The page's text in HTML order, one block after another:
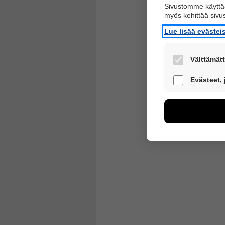
Sivustomme
myös kehittää
Lue lisää
NämäEvästeet,
voimme
esimerkiksi
Voit valita,